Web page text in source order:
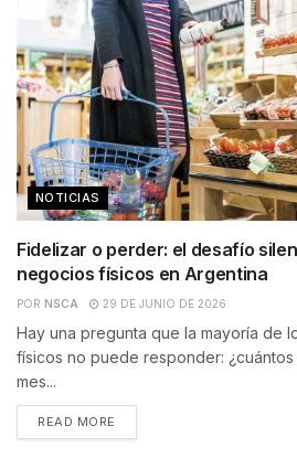
NOTICIAS
Fidelizar o perder: el desafío
negocios físicos en Argentina
POR NSCA 29 DE JUNIO DE 2026
Hay una pregunta que la mayoría de
físicos no puede responder:
mes...
READ MORE